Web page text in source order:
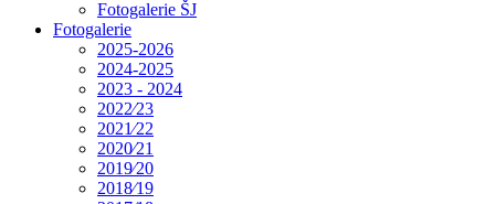
Fotogalerie ŠJ
Fotogalerie
2025-2026
2024-2025
2023 - 2024
2022⁄23
2021⁄22
2020⁄21
2019⁄20
2018⁄19